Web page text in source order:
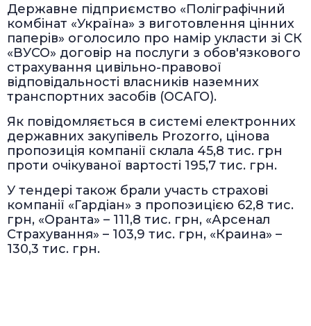
Державне підприємство «Поліграфічний
комбінат «Україна» з виготовлення цінних
паперів» оголосило про намір укласти зі СК
«ВУСО» договір на послуги з обов'язкового
страхування цивільно-правової
відповідальності власників наземних
транспортних засобів (ОСАГО).
Як повідомляється в системі електронних
державних закупівель Prozorro, цінова
пропозиція компанії склала 45,8 тис. грн
проти очікуваної вартості 195,7 тис. грн.
У тендері також брали участь страхові
компанії «Гардіан» з пропозицією 62,8 тис.
грн, «Оранта» – 111,8 тис. грн, «Арсенал
Страхування» – 103,9 тис. грн, «Краина» –
130,3 тис. грн.